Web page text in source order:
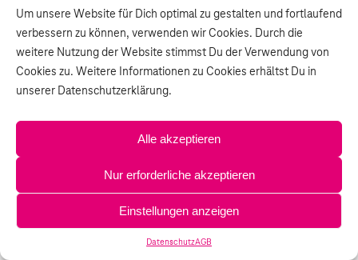
Um unsere Website für Dich optimal zu gestalten und fortlaufend
verbessern zu können, verwenden wir Cookies. Durch die
weitere Nutzung der Website stimmst Du der Verwendung von
Cookies zu. Weitere Informationen zu Cookies erhältst Du in
unserer Datenschutzerklärung.
Alle akzeptieren
Nur erforderliche akzeptieren
Einstellungen anzeigen
DatenschutzAGB